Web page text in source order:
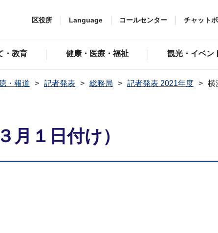
区役所 Language コールセンター チャット
・教育 健康・医療・福祉 観光・イベン
・報道 記者発表 総務局 記者発表 2021年度 横
月１日付け）